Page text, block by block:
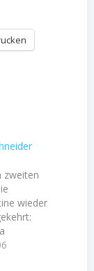
zweiten
wieder
ist
wir